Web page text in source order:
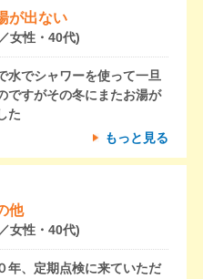
が出ない
女性・40代)
水でシャワーを使って一旦
ですがその冬にまたお湯が
た
もっと見る
他
女性・40代)
年、定期点検に来ていただ